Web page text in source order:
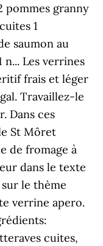
pommes granny
1
saumon au
Les verrines
frais et léger
Travaillez-le
Dans ces
St Môret
de fromage à
dans le texte
le thème
verrine apero.
cuites,